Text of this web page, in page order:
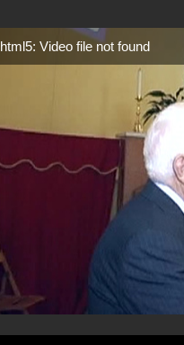
html5: Video file not found